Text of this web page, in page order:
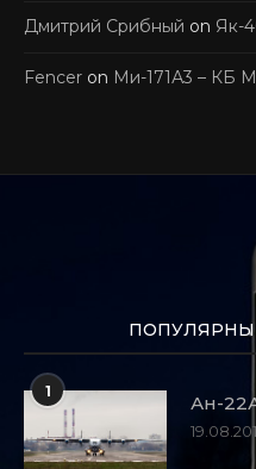
Дмитрий Срибный on Як-
Fencer on Ми-171А3 – КБ
1
Ан-